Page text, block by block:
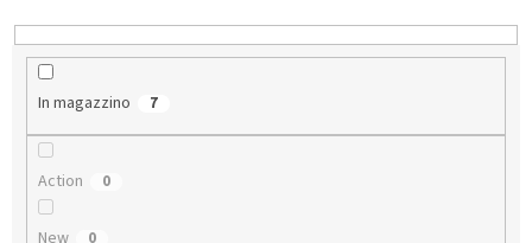
d
e
In magazzino 7
Action 0
New 0